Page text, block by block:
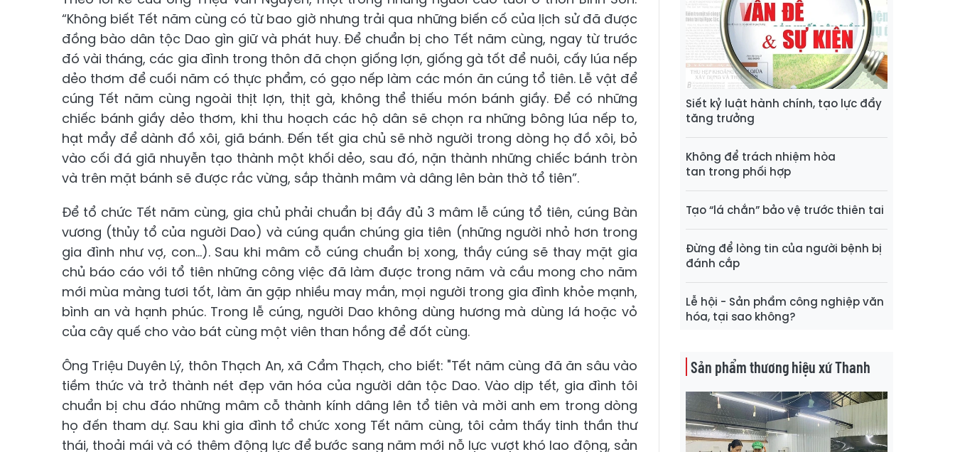
“Không biết Tết năm cùng có từ bao giờ nhưng trải qua những biến cố của lịch sử đã được
đồng bào dân tộc Dao gìn giữ và phát huy. Để chuẩn bị cho Tết năm cùng, ngay từ trước
đó vài tháng, các gia đình trong thôn đã chọn giống lợn, giống gà tốt để nuôi, cấy lúa nếp
dẻo thơm để cuối năm có thực phẩm, có gạo nếp làm các món ăn cúng tổ tiên. Lễ vật để
cúng Tết năm cùng ngoài thịt lợn, thịt gà, không thể thiếu món bánh giầy. Để có những
chiếc bánh giầy dẻo thơm, khi thu hoạch các hộ dân sẽ chọn ra những bông lúa nếp to,
hạt mẩy để dành đồ xôi, giã bánh. Đến tết gia chủ sẽ nhờ người trong dòng họ đồ xôi, bỏ
vào cối đá giã nhuyễn tạo thành một khối dẻo, sau đó, nặn thành những chiếc bánh tròn
và trên mặt bánh sẽ được rắc vừng, sắp thành mâm và dâng lên bàn thờ tổ tiên”.
Để tổ chức Tết năm cùng, gia chủ phải chuẩn bị đầy đủ 3 mâm lễ cúng tổ tiên, cúng Bàn
vương (thủy tổ của người Dao) và cúng quần chúng gia tiên (những người nhỏ hơn trong
gia đình như vợ, con...). Sau khi mâm cỗ cúng chuẩn bị xong, thầy cúng sẽ thay mặt gia
chủ báo cáo với tổ tiên những công việc đã làm được trong năm và cầu mong cho năm
mới mùa màng tươi tốt, làm ăn gặp nhiều may mắn, mọi người trong gia đình khỏe mạnh,
bình an và hạnh phúc. Trong lễ cúng, người Dao không dùng hương mà dùng lá hoặc vỏ
của cây quế cho vào bát cùng một viên than hồng để đốt cùng.
Ông Triệu Duyên Lý, thôn Thạch An, xã Cẩm Thạch, cho biết: "Tết năm cùng đã ăn sâu vào
tiềm thức và trở thành nét đẹp văn hóa của người dân tộc Dao. Vào dịp tết, gia đình tôi
chuẩn bị chu đáo những mâm cỗ thành kính dâng lên tổ tiên và mời anh em trong dòng
họ đến tham dự. Sau khi gia đình tổ chức xong Tết năm cùng, tôi cảm thấy tinh thần thư
thái, thoải mái và có thêm động lực để bước sang năm mới nỗ lực vượt khó lao động, sản
Siết kỷ luật hành chính, tạo lực đẩy
tăng trưởng
Không để trách nhiệm hòa
tan trong phối hợp
Tạo “lá chắn” bảo vệ trước thiên tai
Đừng để lòng tin của người bệnh bị
đánh cắp
Lễ hội - Sản phẩm công nghiệp văn
hóa, tại sao không?
Sản phẩm thương hiệu xứ Thanh